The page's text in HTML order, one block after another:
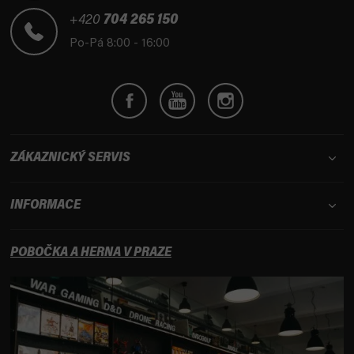
+420 704 265 150
Po-Pá 8:00 - 16:00
ZÁKAZNICKÝ SERVIS
INFORMACE
POBOČKA A HERNA V PRAZE